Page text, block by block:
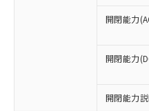
開閉能力
開閉能力
開閉能力
ご利用条件
以下の条件をお読
ご利用ください。
非含有に対応した
対応予定：EU
有に対応した製品
対応予定なし：EU
非含有に非対応の